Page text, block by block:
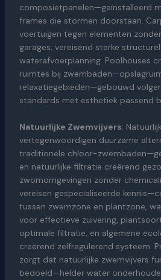
composietpanelen—geïnstalleerd
frames die stormen doorstaan.
voertuigen tegen elementen
garages, vereisend sterke
waterafvoerplanning. Poolhouses
ruimtes bij
relaxatiegebieden—gebouwd
standards met esthetiek passend
Natuurlijke Zwemvijvers:
vertegenwoordigen duurzame
traditionele chloor-
en natuurlijke filtratie creërend
zwomomgevingen zonder
vereisen gespecialiseerde
tussen zwemzone en plantzone,
voor effectieve zuivering,
optimale filtratie, en algemene
creërend zelfregulerend systeem.
zorgt dat natuurlijke zwemvijvers
bedoeld—helder water